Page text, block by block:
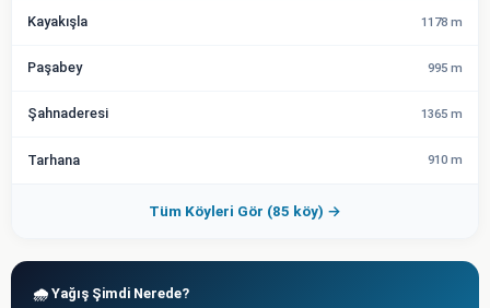
Kayakışla 1178 m
Paşabey 995 m
Şahnaderesi 1365 m
Tarhana 910 m
Tüm Köyleri Gör (85 köy) →
🌧️ Yağış Şimdi Nerede?